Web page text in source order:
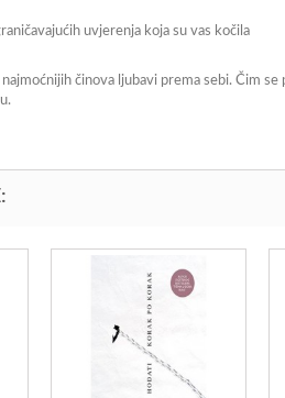
uvjerenja koja su vas kočila
činova ljubavi prema sebi. Čim